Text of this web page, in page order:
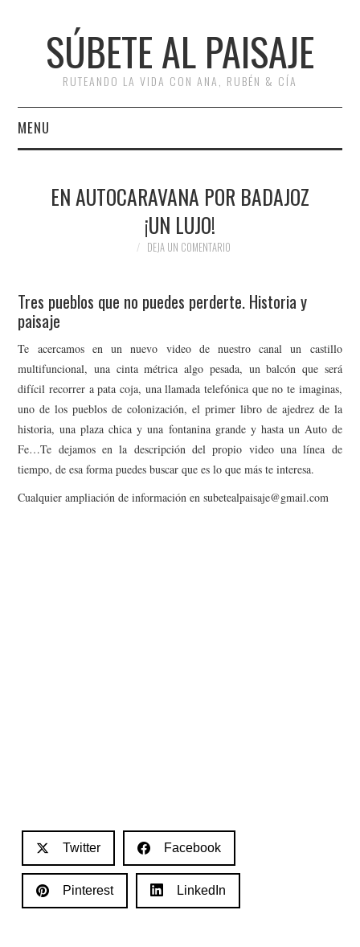
SÚBETE AL PAISAJE
RUTEANDO LA VIDA CON ANA, RUBÉN & CÍA
MENU
RUTAS
RUTAS POR ESPAÑA
RUTAS POR EUROPA
ESCAPADAS
MISCELÁNEA
#ARVI
AMIGOS
CONTACTO
EN AUTOCARAVANA POR BADAJOZ
¡UN LUJO!
DEJA UN COMENTARIO
Tres pueblos que no puedes perderte. Historia y
paisaje
Te acercamos en un nuevo video de nuestro canal un castillo
multifuncional, una cinta métrica algo pesada, un balcón que será
difícil recorrer a pata coja, una llamada telefónica que no te imaginas,
uno de los pueblos de colonización, el primer libro de ajedrez de la
historia, una plaza chica y una fontanina grande y hasta un Auto de
Fe…Te dejamos en la descripción del propio video una línea de
tiempo, de esa forma puedes buscar que es lo que más te interesa.
Cualquier ampliación de información en subetealpaisaje@gmail.com
Twitter Facebook
Pinterest LinkedIn